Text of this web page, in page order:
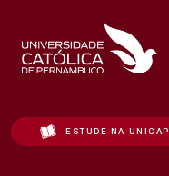
ESTUDE NA UNICAP